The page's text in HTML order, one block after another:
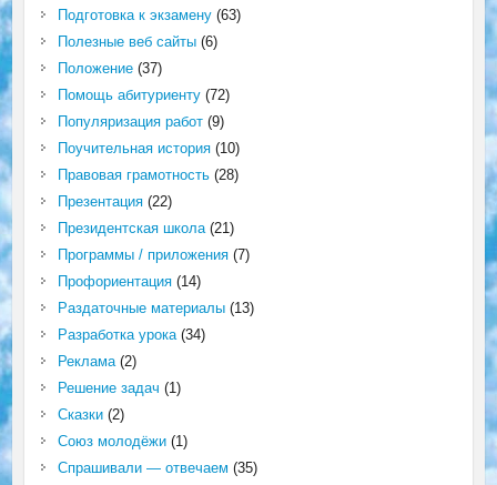
Подготовка к экзамену(63)
Полезные веб сайты(6)
Положение(37)
Помощь абитуриенту(72)
Популяризация работ(9)
Поучительная история(10)
Правовая грамотность(28)
Презентация(22)
Президентская школа(21)
Программы / приложения(7)
Профориентация(14)
Раздаточные материалы(13)
Разработка урока(34)
Реклама(2)
Решение задач (1)
Сказки(2)
Союз молодёжи(1)
Спрашивали — отвечаем (35)